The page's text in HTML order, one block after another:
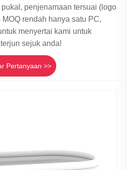
penjenamaan tersuai (logo
rendah hanya satu PC,
menyertai kami untuk
sejuk anda!
Pertanyaan >>